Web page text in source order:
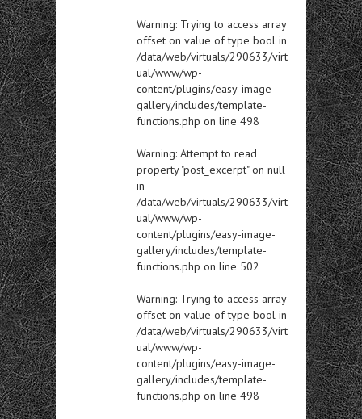
Warning: Trying to access array
offset on value of type bool in
/data/web/virtuals/290633/virt
ual/www/wp-
content/plugins/easy-image-
gallery/includes/template-
functions.php on line 498
Warning: Attempt to read
property "post_excerpt" on null
in
/data/web/virtuals/290633/virt
ual/www/wp-
content/plugins/easy-image-
gallery/includes/template-
functions.php on line 502
Warning: Trying to access array
offset on value of type bool in
/data/web/virtuals/290633/virt
ual/www/wp-
content/plugins/easy-image-
gallery/includes/template-
functions.php on line 498